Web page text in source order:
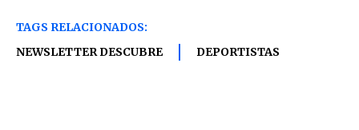
TAGS RELACIONADOS:
NEWSLETTER DESCUBRE
DEPORTISTAS